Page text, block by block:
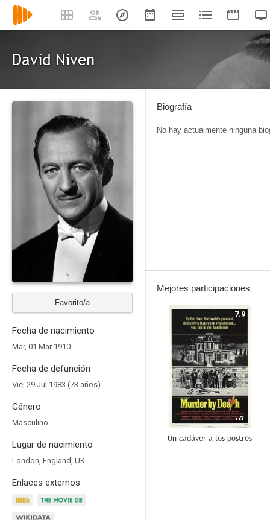
David Niven
Favorito/a
Fecha de nacimiento
Mar, 01 Mar 1910
Fecha de defunción
Vie, 29 Jul 1983 (73 años)
Género
Masculino
Lugar de nacimiento
London, England, UK
Enlaces externos
Biografía
No hay actualmente ninguna
Mejores participaciones
7.9
Un cadáver a los postres